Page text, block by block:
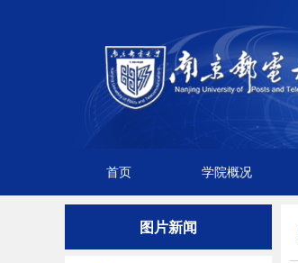
首页 学院概况
图片新闻